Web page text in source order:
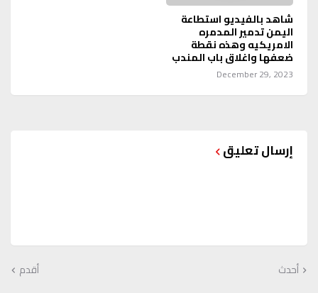
شاهد بالفيديو استطاعة
اليمن تدمير المدمره
الامريكيه وهذه نقطة
ضعفها واغلاق باب المندب
December 29, 2023
إرسال تعليق
أحدث أقدم